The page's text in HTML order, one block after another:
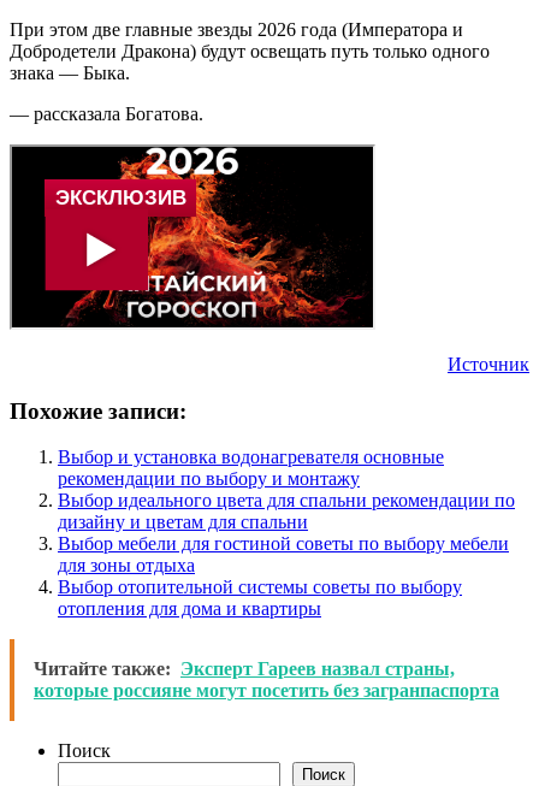
При этом две главные звезды 2026 года (Императора и
Добродетели Дракона) будут освещать путь только одного
знака — Быка.
— рассказала Богатова.
Источник
Похожие записи:
Выбор и установка водонагревателя основные
рекомендации по выбору и монтажу
Выбор идеального цвета для спальни рекомендации по
дизайну и цветам для спальни
Выбор мебели для гостиной советы по выбору мебели
для зоны отдыха
Выбор отопительной системы советы по выбору
отопления для дома и квартиры
Читайте также: Эксперт Гареев назвал страны,
которые россияне могут посетить без загранпаспорта
Поиск
Поиск